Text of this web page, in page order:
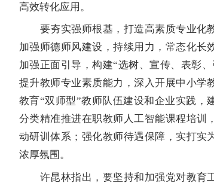
高效转化应用。
要夯实强师根基，打造高素质专业化教
加强师德师风建设，持续用力，常态化长
加强正面引导，构建“选树、宣传、表彰
提升教师专业素质能力，深入开展中小学
教育“双师型”教师队伍建设和企业实践，
分类精准推进在职教师人工智能课程培训
动研训体系；强化教师待遇保障，实打实
浓厚氛围。
许昆林指出，要坚持和加强党对教育